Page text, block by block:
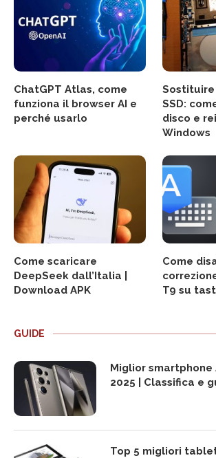
ChatGPT Atlas, come
funziona il browser AI e
perché usarlo
Sostituire
SSD:
disco e
Windows
Come scaricare
DeepSeek dall’Italia |
Download APK
Come
T9 su
GUIDE
Miglior smartphone
2025 | Classifica e
Top 5 migliori